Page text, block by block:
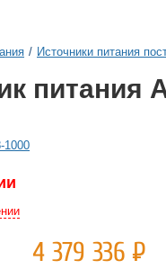
/ Источники питания
питания
1000
4 379 336 Р